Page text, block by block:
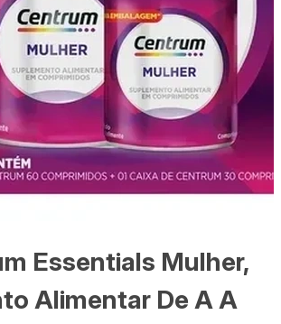
Essentials Mulher,
Alimentar De A A